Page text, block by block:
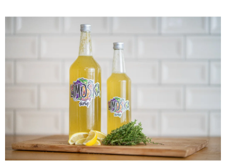
hvězdiček.